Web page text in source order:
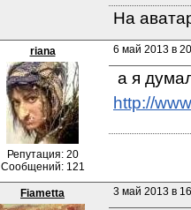
На
riana
Репутация: 20
Сообщений: 121
6 май 2013 в
а я
http://
Fiametta 3 май 2013 в